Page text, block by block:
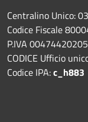
Centralino Unico:
Codice Fiscale
P.IVA 00474420205
CODICE Ufficio
Codice IPA:c_h883